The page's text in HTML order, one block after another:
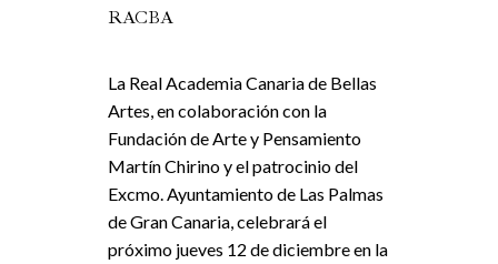
RACBA
La Real Academia Canaria de Bellas
Artes, en colaboración con la
Fundación de Arte y Pensamiento
Martín Chirino y el patrocinio del
Excmo. Ayuntamiento de Las Palmas
de Gran Canaria, celebrará el
próximo jueves 12 de diciembre en la